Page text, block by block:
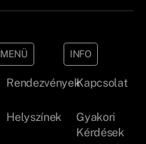
MENÜ
Rendezvények
Helyszínek
INFO
Kapcsolat
Gyakori
Kérdések